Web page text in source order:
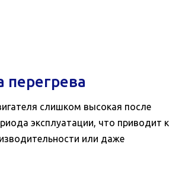
перегрева
слишком высокая после
эксплуатации, что приводит к
или даже